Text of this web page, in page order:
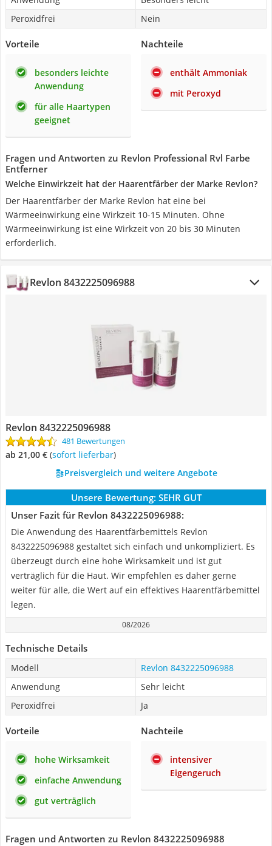
Peroxidfrei
Nein
Vorteile
besonders leichte
Anwendung
für alle Haartypen
geeignet
Nachteile
enthält Ammoniak
mit Peroxyd
Fragen und Antworten zu Revlon Professional Rvl Farbe
Entferner
Welche Einwirkzeit hat der Haarentfärber der Marke Revlon?
Der Haarentfärber der Marke Revlon hat eine bei
Wärmeeinwirkung eine Wirkzeit 10-15 Minuten. Ohne
Wärmeeinwirkung ist eine Wirkzeit von 20 bis 30 Minuten
erforderlich.
Revlon 8432225096988
Revlon 8432225096988
481 Bewertungen
ab 21,00 € ( Sofort lieferbar)
Preisvergleich und weitere Angebote
Unsere Bewertung: SEHR GUT
Unser Fazit für Revlon 8432225096988:
Die Anwendung des Haarentfärbemittels Revlon
8432225096988 gestaltet sich einfach und unkompliziert. Es
überzeugt durch eine hohe Wirksamkeit und ist gut
verträglich für die Haut. Wir empfehlen es daher gerne
weiter für alle, die Wert auf ein effektives Haarentfärbemittel
legen.
08/2026
Technische Details
Modell
Revlon 8432225096988
Anwendung
Sehr leicht
Peroxidfrei
Ja
Vorteile
hohe Wirksamkeit
einfache Anwendung
gut verträglich
Nachteile
intensiver
Eigengeruch
Fragen und Antworten zu Revlon 8432225096988